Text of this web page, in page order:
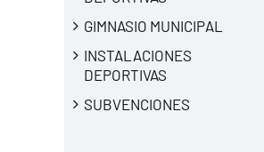
GIMNASIO MUNICIPAL
INSTALACIONES
DEPORTIVAS
SUBVENCIONES